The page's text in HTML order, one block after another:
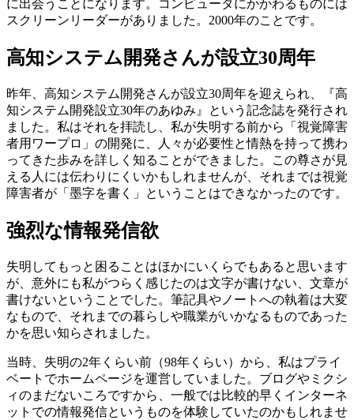
に出会うことになります。コンピュータにかかわるものには
スクリーンリーダーがありました。2000年のことです。
高知システム開発さんが設立30周年
昨年、高知システム開発さんが設立30周年を迎えられ、『高
知システム開発設立30年のあゆみ』という記念誌を発行され
ました。私はそれを拝読し、私が失明する前から「視覚障害
者用ワープロ」の開発に、人々が必要性と情熱を持って携わ
ってきた歩みを詳しく知ることができました。この尊さが見
える人には伝わりにくいかもしれませんが、それまでは視覚
障害者が「墨字を書く」ということはできなかったのです。
強烈な情報発信欲
失明してもっと困ることはほかにいくらでもあると思います
が、意外にも私がつらく感じたのは文字が書けない、文章が
書けないということでした。筆記具やノートへの執着は大変
なもので、それまでの暮らしや職業がいかなるものであった
かを思い知らされました。
当時、失明の2年くらい前（98年くらい）から、私はプライ
ベートでホームページを運営していました。ブログやミクシ
ィのまだないころですから、一般では比較的早くインターネ
ットでの情報発信というものを体験していたのかもしれませ